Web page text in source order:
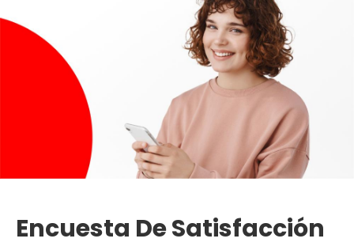
Encuesta De Satisfacción